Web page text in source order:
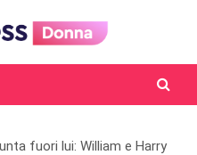
fuori lui: William e Harry